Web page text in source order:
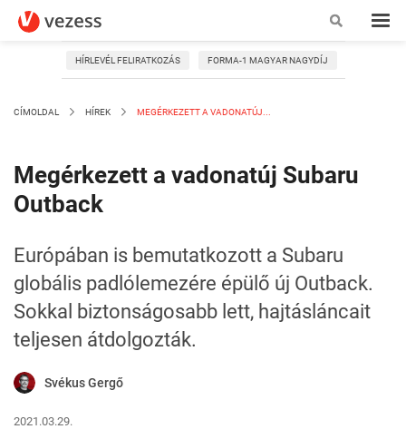
HÍRLEVÉL FELIRATKOZÁS FORMA-1 MAGYAR NAGYDÍJ
CÍMOLDAL HÍREK MEGÉRKEZETT A VADONATÚJ...
Megérkezett a vadonatúj Subaru
Outback
Európában is bemutatkozott a Subaru
globális padlólemezére épülő új Outback.
Sokkal biztonságosabb lett, hajtásláncait
teljesen átdolgozták.
Svékus Gergő
2021.03.29.